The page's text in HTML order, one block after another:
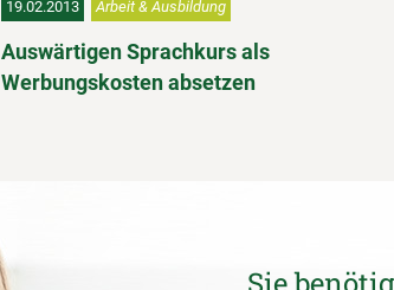
19.02.2013 Arbeit & Ausbildung
Auswärtigen Sprachkurs als
Werbungskosten absetzen